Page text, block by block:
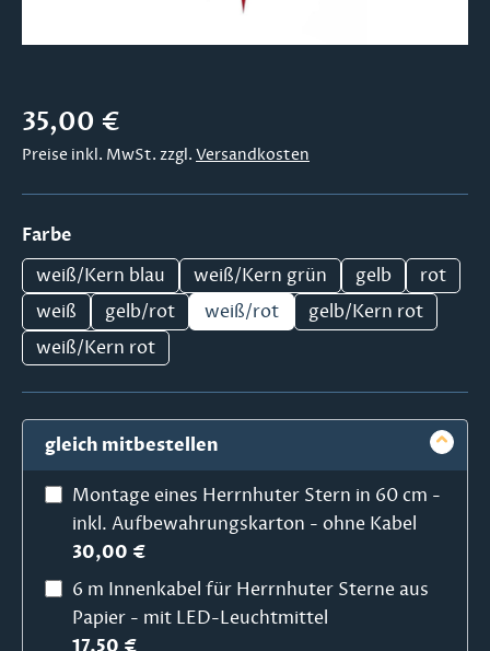
Regulärer Preis:
35,00 €
Preise inkl. MwSt. zzgl. Versandkosten
Farbeauswählen
weiß/Kern blau
weiß/Kern grün gelb
rot
weiß
gelb/rot weiß/rot
gelb/Kern rot
weiß/Kern rot
gleich mitbestellen
Montage eines Herrnhuter Stern in 60 cm -
inkl. Aufbewahrungskarton - ohne Kabel
30,00 €
6 m Innenkabel für Herrnhuter Sterne aus
Papier - mit LED-Leuchtmittel